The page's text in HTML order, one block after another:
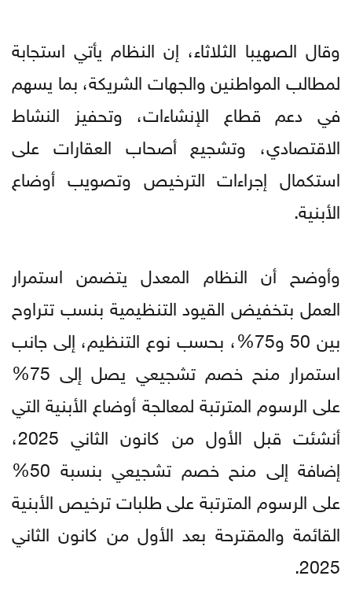
وقال الصهيبا الثلاثاء، إن النظام يأتي استجابة
لمطالب المواطنين والجهات الشريكة، بما يسهم
في دعم قطاع الإنشاءات، وتحفيز النشاط
الاقتصادي، وتشجيع أصحاب العقارات على
استكمال إجراءات الترخيص وتصويب أوضاع
الأبنية.
وأوضح أن النظام المعدل يتضمن استمرار
العمل بتخفيض القيود التنظيمية بنسب تتراوح
بين 50 و75%، بحسب نوع التنظيم، إلى جانب
استمرار منح خصم تشجيعي يصل إلى 75%
على الرسوم المترتبة لمعالجة أوضاع الأبنية التي
أنشئت قبل الأول من كانون الثاني 2025،
إضافة إلى منح خصم تشجيعي بنسبة 50%
على الرسوم المترتبة على طلبات ترخيص الأبنية
القائمة والمقترحة بعد الأول من كانون الثاني
2025.